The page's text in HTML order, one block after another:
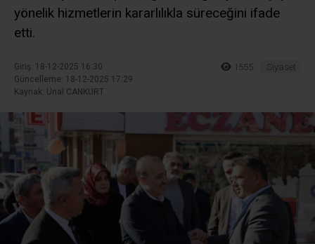
yönelik hizmetlerin kararlılıkla süreceğini ifade
etti.
Giriş: 18-12-2025 16:30
Güncelleme: 18-12-2025 17:29
Kaynak: Ünal CANKURT
1555 Siyaset